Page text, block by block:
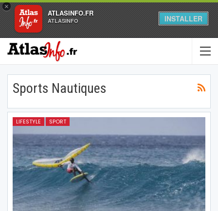
×
ATLASINFO.FR
ATLASINFO INSTALLER
Sports Nautiques
LIFESTYLE SPORT